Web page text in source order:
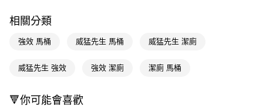
悠遊付
Google Pay
相關分類
強效 馬桶 威猛先生 馬桶 威猛先生 潔廁
威猛先生 強效 強效 潔廁 潔廁 馬桶
🔻你可能會喜歡